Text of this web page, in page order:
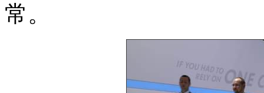
常。